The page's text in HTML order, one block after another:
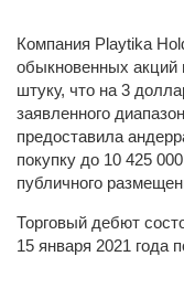
Компания Playtika
обыкновенных акций
штуку, что на 3
заявленного
предоставила
покупку до 10 425
публичного
Торговый дебют
15 января 2021 года